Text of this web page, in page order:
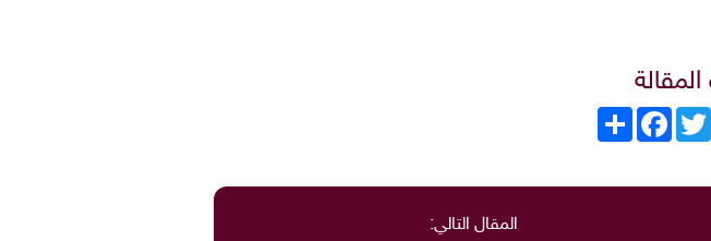
انشر
FacebookTwitter
المقال التالي: